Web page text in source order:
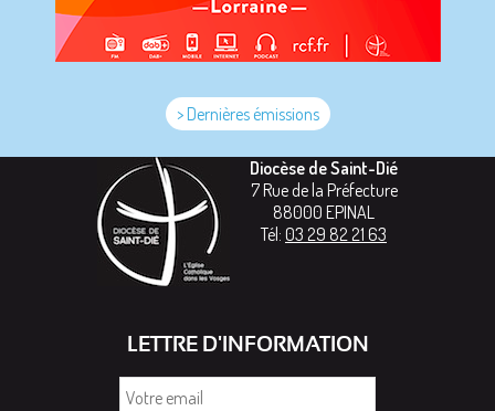
> Dernières émissions
Diocèse de Saint-Dié
7 Rue de la Préfecture
88000 EPINAL
Tél: 03 29 82 21 63
LETTRE D'INFORMATION